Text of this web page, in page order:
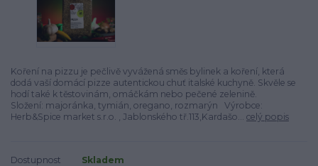
Koření na pizzu je pečlivě vyvážená směs bylinek a koření, která
dodá vaší domácí pizze autentickou chuť italské kuchyně. Skvěle se
hodí také k těstovinám, omáčkám nebo pečené zelenině.
Složení: majoránka, tymián, oregano, rozmarýn Výrobce:
Herb&Spice market s.r.o. , Jablonského tř.113,Kardašo... celý popis
Dostupnost
Skladem